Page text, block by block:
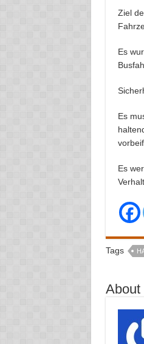
Ziel
Es
Es
Es
Tags
About